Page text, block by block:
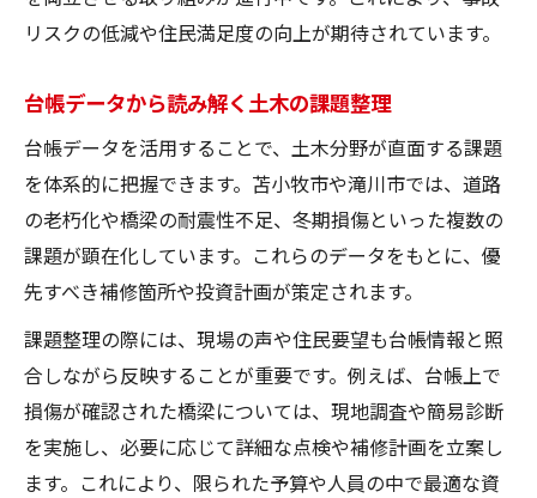
リスクの低減や住民満足度の向上が期待されています。
台帳データから読み解く土木の課題整理
台帳データを活用することで、土木分野が直面する課題
を体系的に把握できます。苫小牧市や滝川市では、道路
の老朽化や橋梁の耐震性不足、冬期損傷といった複数の
課題が顕在化しています。これらのデータをもとに、優
先すべき補修箇所や投資計画が策定されます。
課題整理の際には、現場の声や住民要望も台帳情報と照
合しながら反映することが重要です。例えば、台帳上で
損傷が確認された橋梁については、現地調査や簡易診断
を実施し、必要に応じて詳細な点検や補修計画を立案し
ます。これにより、限られた予算や人員の中で最適な資